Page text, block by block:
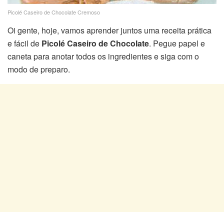
Picolé Caseiro de Chocolate Cremoso
Oi gente, hoje, vamos aprender juntos uma receita prática
e fácil de Picolé Caseiro de Chocolate. Pegue papel e
caneta para anotar todos os ingredientes e siga com o
modo de preparo.